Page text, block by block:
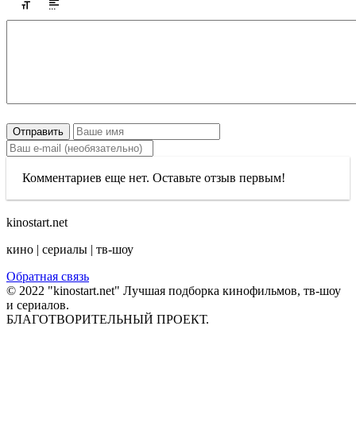
Отправить
Комментариев еще нет. Оставьте отзыв первым!
kinostart.net
кино | сериалы | тв-шоу
Обратная связь
© 2022 "kinostart.net" Лучшая подборка кинофильмов, тв-шоу
и сериалов.
БЛАГОТВОРИТЕЛЬНЫЙ ПРОЕКТ.